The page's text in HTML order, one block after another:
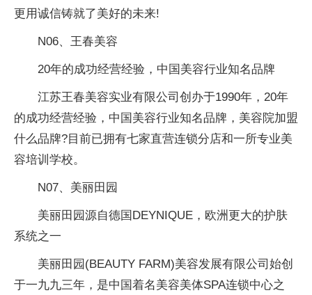
更用诚信铸就了美好的未来!
N06、王春美容
20年的成功经营经验，中国美容行业知名品牌
江苏王春美容实业有限公司创办于1990年，20年
的成功经营经验，中国美容行业知名品牌，美容院加盟
什么品牌?目前已拥有七家直营连锁分店和一所专业美
容培训学校。
N07、美丽田园
美丽田园源自德国DEYNIQUE，欧洲更大的护肤
系统之一
美丽田园(BEAUTY FARM)美容发展有限公司始创
于一九九三年，是中国着名美容美体SPA连锁中心之